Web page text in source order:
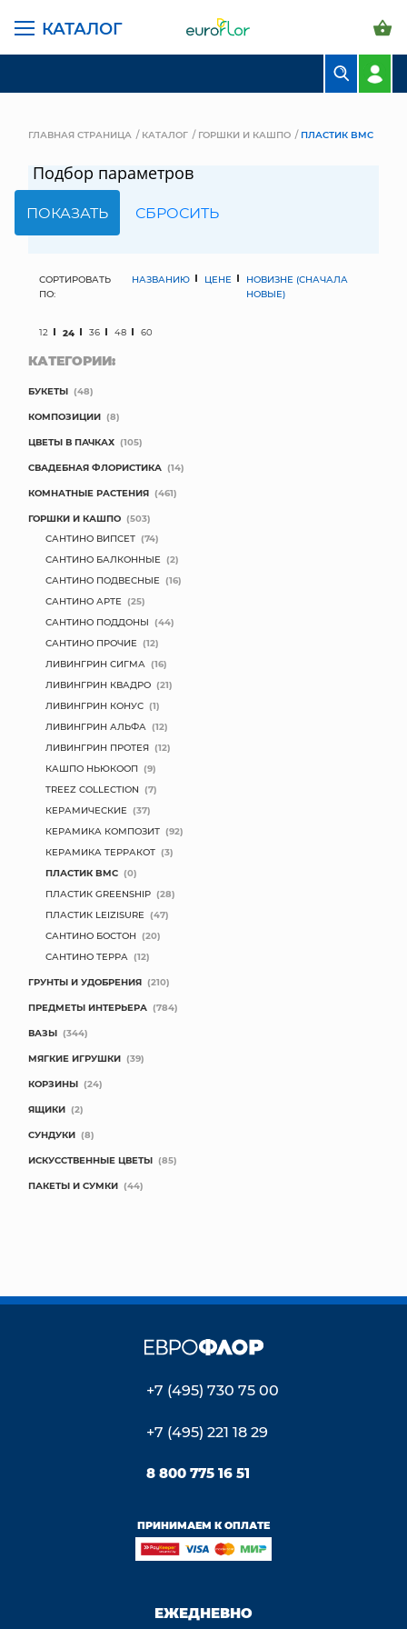
КАТАЛОГ
ГОРШКИ И КАШПО
СУНДУКИ
ИСКУССТВЕННЫЕ ЦВЕТЫ
ПАКЕТЫ И СУМКИ
ПОДАРОЧНЫЕ КАРТЫ
ТОРГОВЫЙ ЦЕНТР
КОНТАКТЫ
ГЛАВНАЯ СТРАНИЦА КАТАЛОГ ГОРШКИ И КАШПО ПЛАСТИК BMC
Подбор параметров
СОРТИРОВАТЬ
ПО:
НАЗВАНИЮ ЦЕНЕ
НОВИЗНЕ (СНАЧАЛА
НОВЫЕ)
12 24 36 48 60
КАТЕГОРИИ:
БУКЕТЫ (48)
КОМПОЗИЦИИ (8)
ЦВЕТЫ В ПАЧКАХ (105)
СВАДЕБНАЯ ФЛОРИСТИКА (14)
КОМНАТНЫЕ РАСТЕНИЯ (461)
ГОРШКИ И КАШПО (503)
САНТИНО ВИПСЕТ (74)
САНТИНО БАЛКОННЫЕ (2)
САНТИНО ПОДВЕСНЫЕ (16)
САНТИНО АРТЕ (25)
САНТИНО ПОДДОНЫ (44)
САНТИНО ПРОЧИЕ (12)
ЛИВИНГРИН СИГМА (16)
ЛИВИНГРИН КВАДРО (21)
ЛИВИНГРИН КОНУС (1)
ЛИВИНГРИН АЛЬФА (12)
ЛИВИНГРИН ПРОТЕЯ (12)
КАШПО НЬЮКООП (9)
TREEZ COLLECTION (7)
КЕРАМИЧЕСКИЕ (37)
КЕРАМИКА КОМПОЗИТ (92)
КЕРАМИКА ТЕРРАКОТ (3)
ПЛАСТИК BMC (0)
ПЛАСТИК GREENSHIP (28)
ПЛАСТИК LEIZISURE (47)
САНТИНО БОСТОН (20)
САНТИНО ТЕРРА (12)
ГРУНТЫ И УДОБРЕНИЯ (210)
ПРЕДМЕТЫ ИНТЕРЬЕРА (784)
ВАЗЫ (344)
МЯГКИЕ ИГРУШКИ (39)
КОРЗИНЫ (24)
ЯЩИКИ (2)
СУНДУКИ (8)
ИСКУССТВЕННЫЕ ЦВЕТЫ (85)
ПАКЕТЫ И СУМКИ (44)
+7 (495) 730 75 00
+7 (495) 221 18 29
8 800 775 16 51
ПРИНИМАЕМ К ОПЛАТЕ
ЕЖЕДНЕВНО